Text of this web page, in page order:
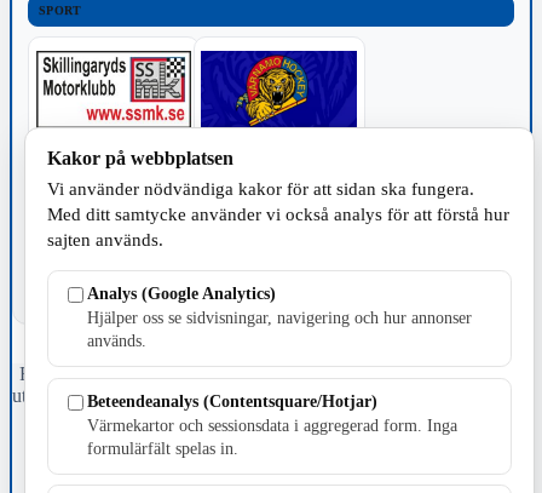
SPORT
Fristående webbtidningsföretag grundat 1991 som sedan 2002 ger
ut tidningen Skillingaryd.nu och 2010 lanserades Värnamo.nu. Från
april 2026 omfattar Skillingaryd.nu tre kommuner: Gnosjö,
Värnamo och Vaggeryds kommun.
Kontakta oss
Kakor på webbplatsen
Vi använder nödvändiga kakor för att sidan ska fungera.
Med ditt samtycke använder vi också analys för att förstå hur
sajten används.
Analys (Google Analytics)
Hjälper oss se sidvisningar, navigering och hur annonser
används.
Beteendeanalys (Contentsquare/Hotjar)
Värmekartor och sessionsdata i aggregerad form. Inga
formulärfält spelas in.